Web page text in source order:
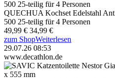
QUECHUA Kochset Edelstahl
500 25-teilig für 4 Personen
49,99 € 34,99 €
zum ShopWeiterlesen
29.07.26 08:53
www.decathlon.de